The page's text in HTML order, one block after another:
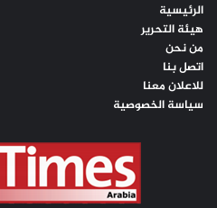
الرئيسية
هيئة التحرير
من نحن
اتصل بنا
للاعلان معنا
سياسة الخصوصية